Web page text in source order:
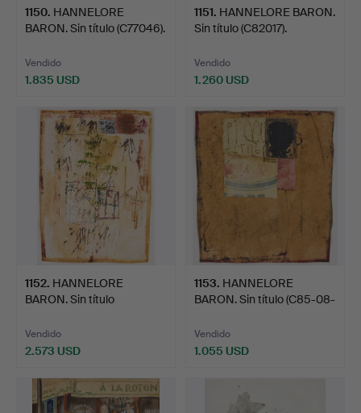
1150. HANNELORE
BARON. Sin título (C77046).
Vendido
1.835 USD
1151. HANNELORE BARON.
Sin título (C82017).
Vendido
1.260 USD
1152. HANNELORE
BARON. Sin título
Vendido
2.573 USD
1153. HANNELORE
BARON. Sin título (C85-08-
Vendido
1.055 USD